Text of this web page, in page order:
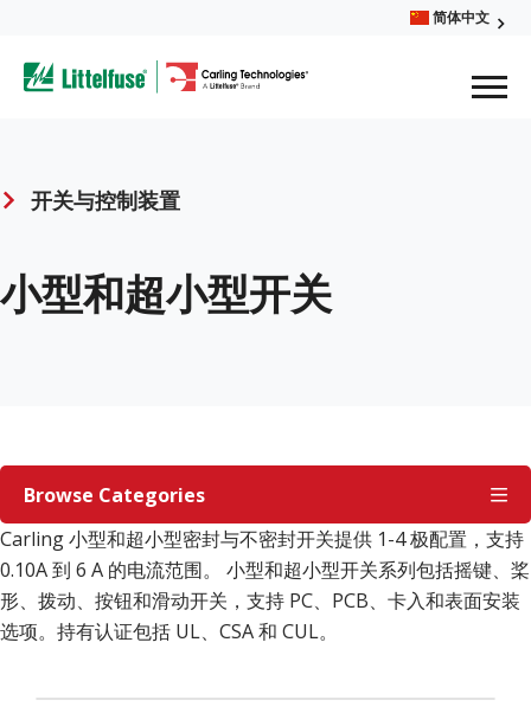
main
content
简体中文
Breadcrumb
开关与控制装置
小型和超小型开关
开
控
制
装
Browse Categories
Carling 小型和超小型密封与不密封开关提供 1-4 极配置，支持
0.10A 到 6 A 的电流范围。 小型和超小型开关系列包括摇键、桨
形、拨动、按钮和滑动开关，支持 PC、PCB、卡入和表面安装
选项。持有认证包括 UL、CSA 和 CUL。